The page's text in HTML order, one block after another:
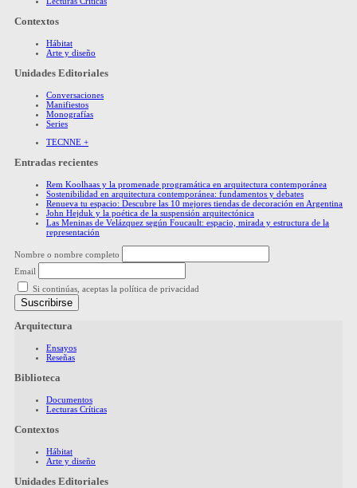
Contextos
Hábitat
Arte y diseño
Unidades Editoriales
Conversaciones
Manifiestos
Monografías
Series
TECNNE +
Entradas recientes
Rem Koolhaas y la promenade programática en arquitectura contemporánea
Sostenibilidad en arquitectura contemporánea: fundamentos y debates
Renueva tu espacio: Descubre las 10 mejores tiendas de decoración en Argentina
John Hejduk y la poética de la suspensión arquitectónica
Las Meninas de Velázquez según Foucault: espacio, mirada y estructura de la
representación
Nombre o nombre completo
Email
Si continúas, aceptas la política de privacidad
Arquitectura
Ensayos
Reseñas
Biblioteca
Documentos
Lecturas Críticas
Contextos
Hábitat
Arte y diseño
Unidades Editoriales